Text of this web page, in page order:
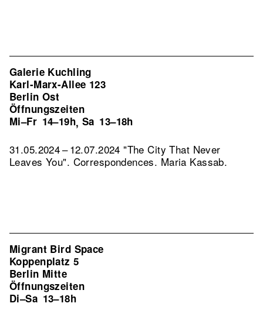
Galerie Kuchling
Karl-Marx-Allee 123
Berlin Ost
Öffnungszeiten
Mi–Fr 14–19h, Sa 13–18h
31.05.2024 – 12.07.2024 "The City That Never
Leaves You". Correspondences. Maria Kassab.
Migrant Bird Space
Koppenplatz 5
Berlin Mitte
Öffnungszeiten
Di–Sa 13–18h